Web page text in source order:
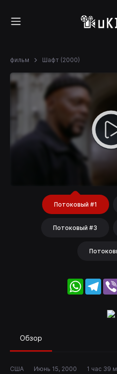
фильм Шафт (2000)
Потоковый #1
Потоковый #3
Обзор
США Июнь 15, 2000 1 час 39